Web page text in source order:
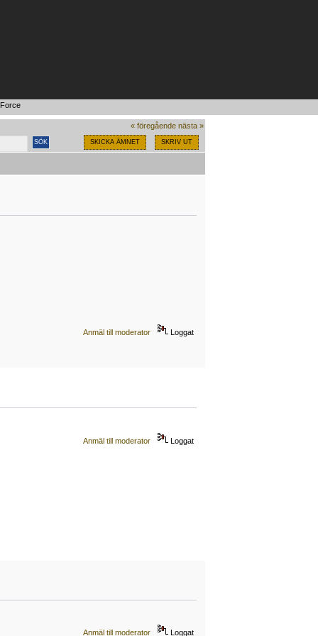
« föregående nästa »
SKICKA ÄMNET SKRIV UT
Anmäl till moderator
Loggat
Anmäl till moderator Loggat
Anmäl till moderator Loggat